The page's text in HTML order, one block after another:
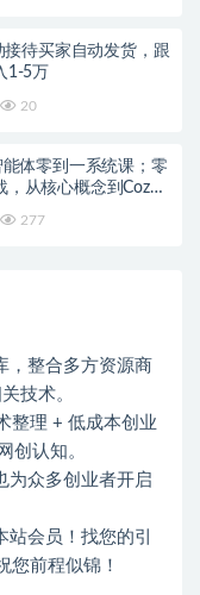
接待买家自动发货，跟
1-5万
20
体零到一系统课；零
从核心概念到Coze
277
，整合多方资源商
技术。
整理 + 低成本创业
创认知。
为众多创业者开启
会员！找您的引
您前程似锦！